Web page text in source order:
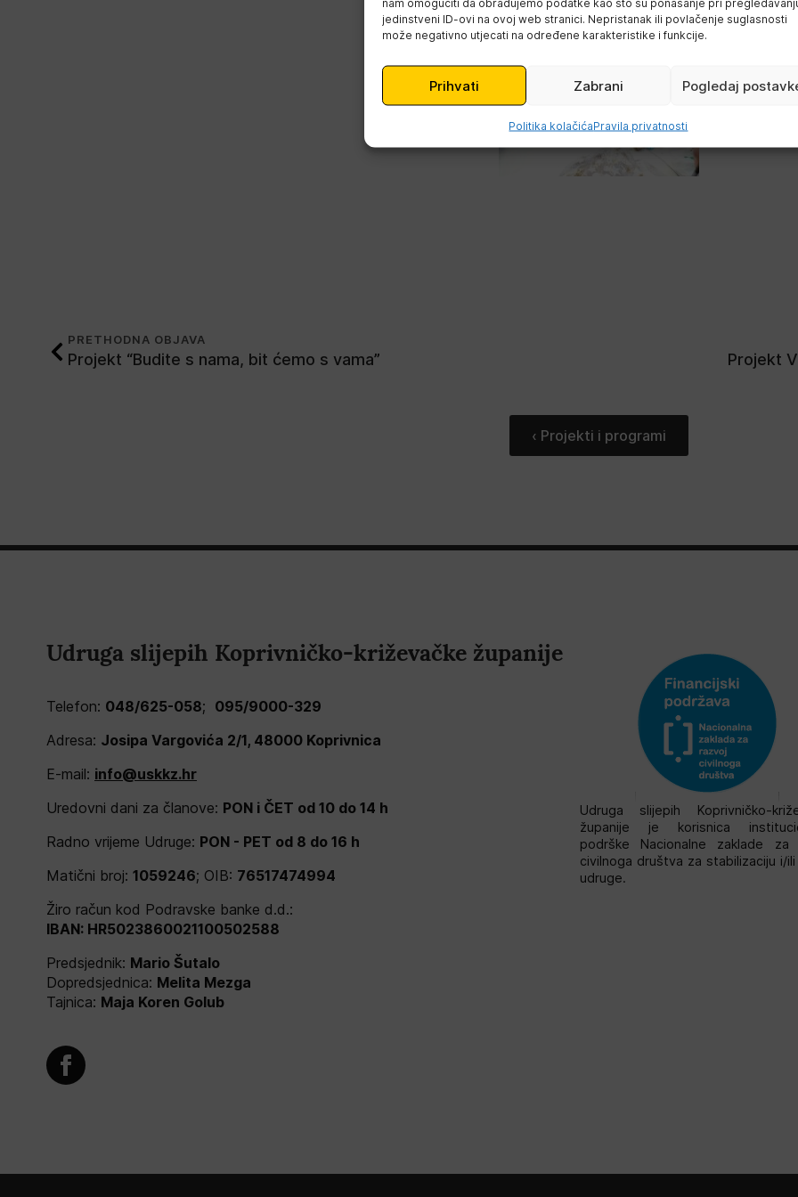
nam omogućiti da obrađujemo podatke kao što su ponašanje pri
jedinstveni ID-ovi na ovoj web stranici. Nepristanak ili povlačenje suglasnosti
može negativno utjecati na određene karakteristike i funkcije.
Prihvati Zabrani Pogledaj
Politika kolačićaPravila privatnosti
PRETHODNA OBJAVA
Projekt “Budite s nama, bit ćemo s vama” Projekt
‹ Projekti i programi
Udruga slijepih Koprivničko-križevačke županije
Telefon: 048/625-058; 095/9000-329
Adresa: Josipa Vargovića 2/1, 48000 Koprivnica
E-mail: info@uskkz.hr
Uredovni dani za članove: PON i ČET od 10 do 14 h
Radno vrijeme Udruge: PON - PET od 8 do 16 h
Matični broj: 1059246; OIB: 76517474994
Žiro račun kod Podravske banke d.d.:
IBAN: HR5023860021100502588
Predsjednik: Mario Šutalo
Dopredsjednica: Melita Mezga
Tajnica: Maja Koren Golub
Udruga slijepih Koprivničko-
županije je korisnica
podrške Nacionalne zaklade za
civilnoga društva za stabilizaciju i/
udruge.